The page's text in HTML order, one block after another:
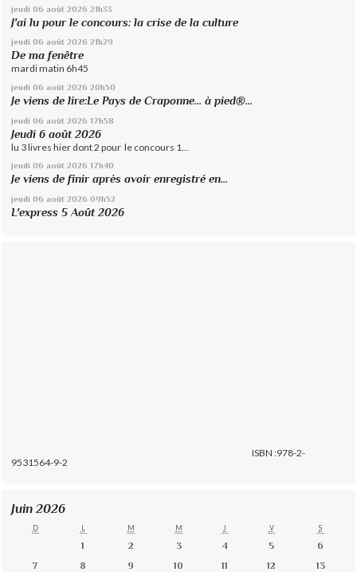
jeudi 06 août 2026 21h33
J'ai lu pour le concours: la crise de la culture
jeudi 06 août 2026 21h29
De ma fenêtre
mardi matin 6h45
jeudi 06 août 2026 20h50
Je viens de lire:Le Pays de Craponne... à pied®...
jeudi 06 août 2026 17h58
Jeudi 6 août 2026
lu 3 livres hier dont 2 pour le concours 1...
jeudi 06 août 2026 17h40
Je viens de finir après avoir enregistré en...
jeudi 06 août 2026 09h52
L'express 5 Août 2026
ISBN :978-2-
9531564-9-2
Juin 2026
D L M M J V S
1 2 3 4 5
6
7
8 9 10 11 12
13